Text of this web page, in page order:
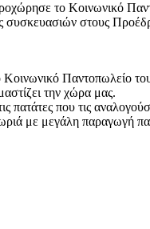
το Κοινωνικό
στους
Κοινωνικό Παντοπωλείο
την χώρα μας.
πατάτες που τις
με μεγάλη παραγωγή